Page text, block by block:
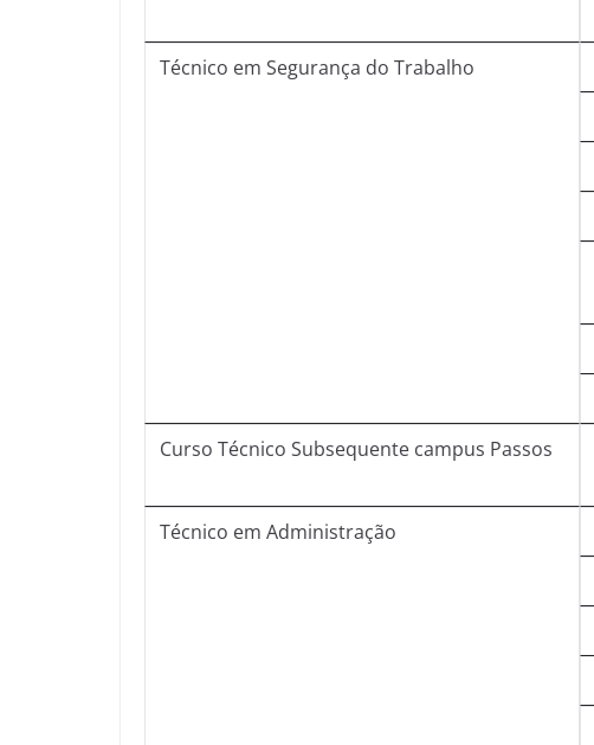
Técnico em Segurança do Trabalho
Curso Técnico Subsequente campus Passos
Técnico em Administração